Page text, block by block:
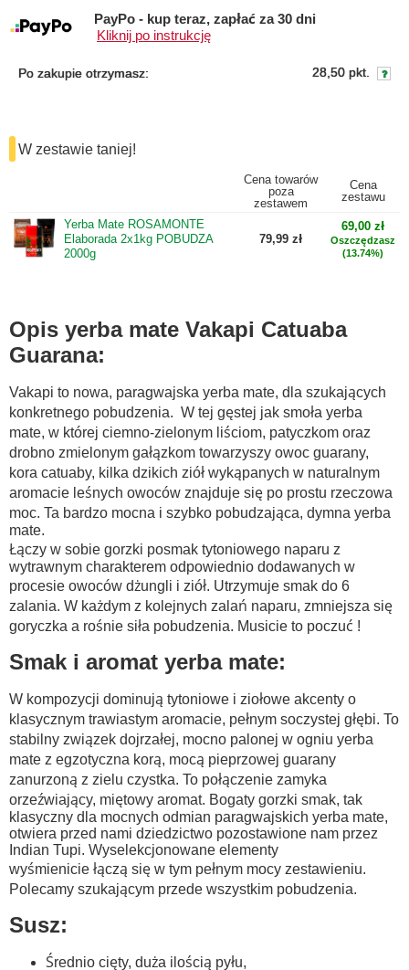
PayPo - kup teraz, zapłać za 30 dni
Kliknij po instrukcję
Po zakupie otrzymasz: 28,50 pkt.
W zestawie taniej!
Cena towarów
poza
zestawem
Cena
zestawu
Yerba Mate ROSAMONTE
Elaborada 2x1kg POBUDZA
2000g
79,99 zł
69,00 zł
Oszczędzasz
(13.74%)
Opis yerba mate Vakapi Catuaba
Guarana:
Vakapi to nowa, paragwajska yerba mate, dla szukających
konkretnego pobudzenia. W tej gęstej jak smoła yerba
mate, w której ciemno-zielonym liściom, patyczkom oraz
drobno zmielonym gałązkom towarzyszy owoc guarany,
kora catuaby, kilka dzikich ziół wykąpanych w naturalnym
aromacie leśnych owoców znajduje się po prostu rzeczowa
moc. Ta bardzo mocna i szybko pobudzająca, dymna yerba
mate.
Łączy w sobie gorzki posmak tytoniowego naparu z
wytrawnym charakterem odpowiednio dodawanych w
procesie owoców dżungli i ziół. Utrzymuje smak do 6
zalania. W każdym z kolejnych zalań naparu, zmniejsza się
goryczka a rośnie siła pobudzenia. Musicie to poczuć !
Smak i aromat yerba mate:
W kompozycji dominują tytoniowe i ziołowe akcenty o
klasycznym trawiastym aromacie, pełnym soczystej głębi. To
stabilny związek dojrzałej, mocno palonej w ogniu yerba
mate z egzotyczna korą, mocą pieprzowej guarany
zanurzoną z zielu czystka. To połączenie zamyka
orzeźwiający, miętowy aromat. Bogaty gorzki smak, tak
klasyczny dla mocnych odmian paragwajskich yerba mate,
otwiera przed nami dziedzictwo pozostawione nam przez
Indian Tupi. Wyselekcjonowane elementy
wyśmienicie łączą się w tym pełnym mocy zestawieniu.
Polecamy szukającym przede wszystkim pobudzenia.
Susz:
Średnio cięty, duża ilością pyłu,